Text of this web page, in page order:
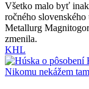
Všetko malo byť
ročného
Metallurg
zmenila.
KHL